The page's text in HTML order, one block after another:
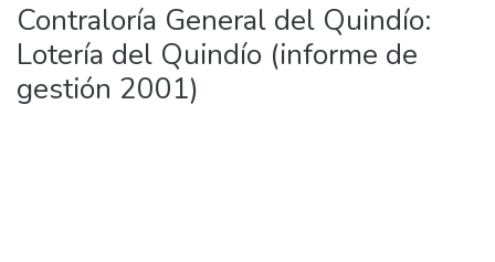
Contraloría General del Quindío:
Lotería del Quindío (informe de
gestión 2001)